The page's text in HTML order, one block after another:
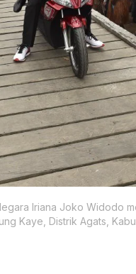
Iriana Joko Widodo
Kaye, Distrik Agats,